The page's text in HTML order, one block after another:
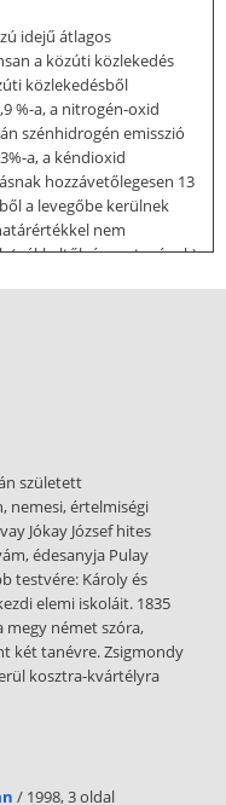
idejű átlagos
a közúti közlekedés
közlekedésből
%-a, a nitrogén-oxid
szénhidrogén emisszió
a, a kéndioxid
hozzávetőlegesen 13
a levegőbe kerülnek
nem
( rákkeltők és mutagének)
egyes, a
a környezet állapotának
levegőszennyezés
védelmet szolgáló
feladatokat az
össze. Ennek közlekedési
megvalósításáról szóló
egyik fő fejlesztési
konkrét ágazati és
született
nemesi, értelmiségi
Jókay József hites
édesanyja Pulay
testvére: Károly és
elemi iskoláit. 1835
megy német szóra,
két tanévre. Zsigmondy
kosztra-kvártélyra
/ 1998, 3 oldal